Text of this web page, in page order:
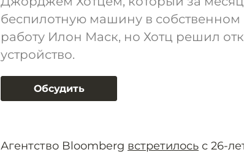
беспилотную машину в собственном
работу Илон Маск, но Хотц решил
устройство.
Обсудить
Агентство Bloomberg встретилось с 26-